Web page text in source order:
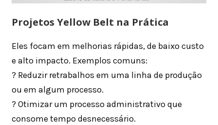
Projetos Yellow Belt na Prática
Eles focam em melhorias rápidas, de baixo custo
e alto impacto. Exemplos comuns:
? Reduzir retrabalhos em uma linha de produção
ou em algum processo.
? Otimizar um processo administrativo que
consome tempo desnecessário.